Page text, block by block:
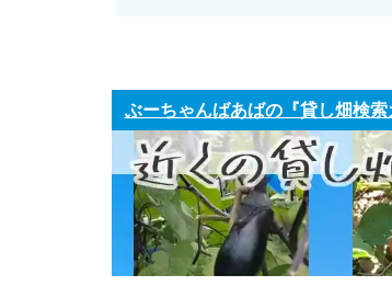
ぶーちゃんばあばの『貸し畑検